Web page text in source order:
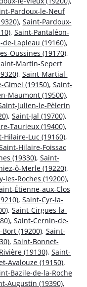
Pardoux-le-Neuf
, Saint-Pardoux-
, Saint-Pantaléon-
Lapleau (19160),
Oussines (19170),
Martin-Sepert
, Saint-Martial-
(19150), Saint-
Maumont (19500),
Julien-le-Pèlerin
, Saint-Jal (19700),
Taurieux (19400),
Hilaire-Luc (19160),
Hilaire-Foissac
(19330), Saint-
ô-Merle (19220),
les-Roches (19200),
Étienne-aux-Clos
, Saint-Cyr-la-
, Saint-Cirgues-la-
, Saint-Cernin-de-
(19200), Saint-
, Saint-Bonnet-
(19130), Saint-
Avalouze (19150),
Bazile-de-la-Roche
Augustin (19390),